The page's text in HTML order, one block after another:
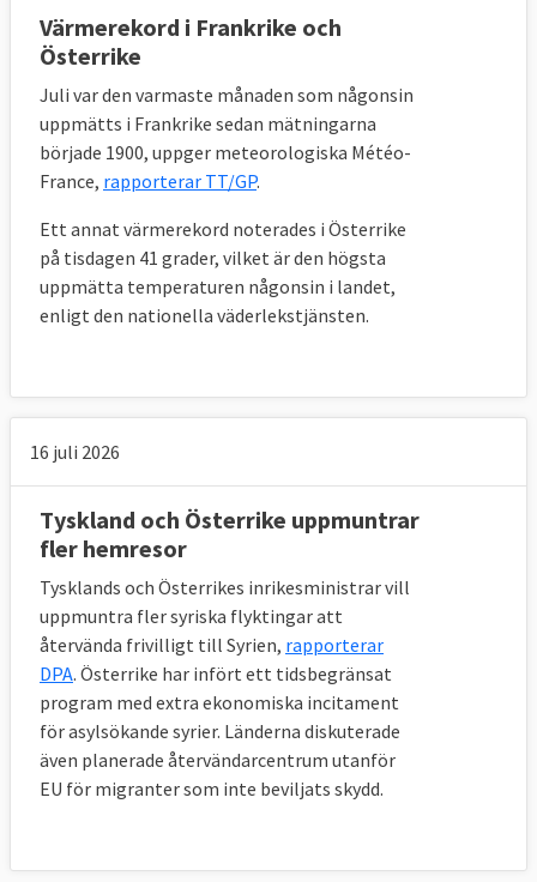
Värmerekord i Frankrike och
Österrike
Juli var den varmaste månaden som någonsin
uppmätts i Frankrike sedan mätningarna
började 1900, uppger meteorologiska Météo-
France, rapporterar TT/GP.
Ett annat värmerekord noterades i Österrike
på tisdagen 41 grader, vilket är den högsta
uppmätta temperaturen någonsin i landet,
enligt den nationella väderlekstjänsten.
16 juli 2026
Tyskland och Österrike uppmuntrar
fler hemresor
Tysklands och Österrikes inrikesministrar vill
uppmuntra fler syriska flyktingar att
återvända frivilligt till Syrien, rapporterar
DPA. Österrike har infört ett tidsbegränsat
program med extra ekonomiska incitament
för asylsökande syrier. Länderna diskuterade
även planerade återvändarcentrum utanför
EU för migranter som inte beviljats skydd.